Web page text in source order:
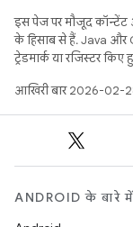
इस पेज पर मौजूद
के हिसाब से हैं. Java और
ट्रेडमार्क या रजिस्टर किए
आखिरी बार 2026-02-
ANDROID के बारे में